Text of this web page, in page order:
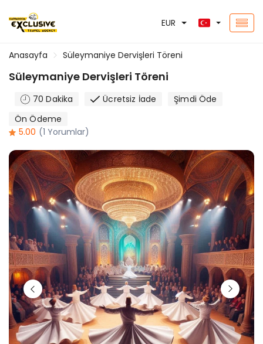
EUR
Anasayfa Süleymaniye Dervişleri Töreni
Süleymaniye Dervişleri Töreni
70 Dakika Ücretsiz İade
Şimdi Öde
Ön Ödeme
5.00 (1 Yorumlar)